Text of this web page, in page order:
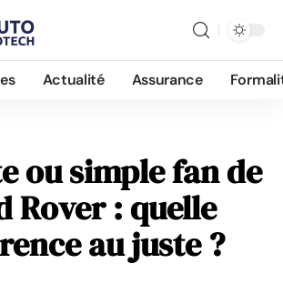
Actualité Assurance
ou simple fan de
Rover : quelle
au juste ?